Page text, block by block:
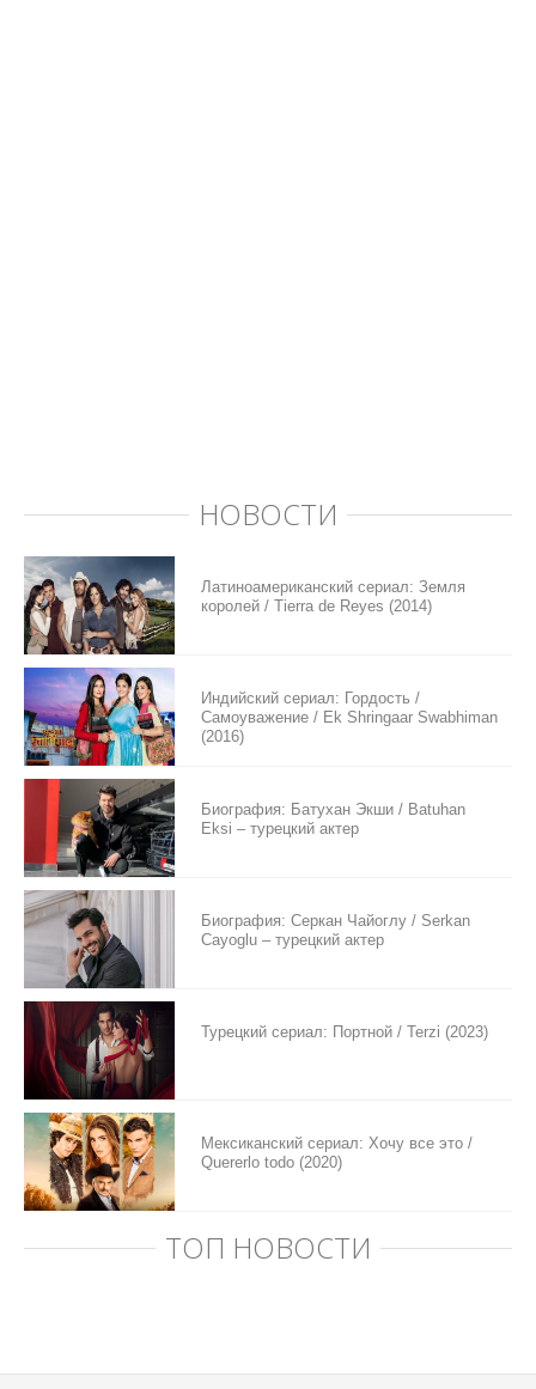
НОВОСТИ
Латиноамериканский сериал: Земля
королей / Tierra de Reyes (2014)
Индийский сериал: Гордость /
Самоуважение / Ek Shringaar Swabhiman
(2016)
Биография: Батухан Экши / Batuhan
Eksi – турецкий актер
Биография: Серкан Чайоглу / Serkan
Cayoglu – турецкий актер
Турецкий сериал: Портной / Terzi (2023)
Мексиканский сериал: Хочу все это /
Quererlo todo (2020)
ТОП НОВОСТИ